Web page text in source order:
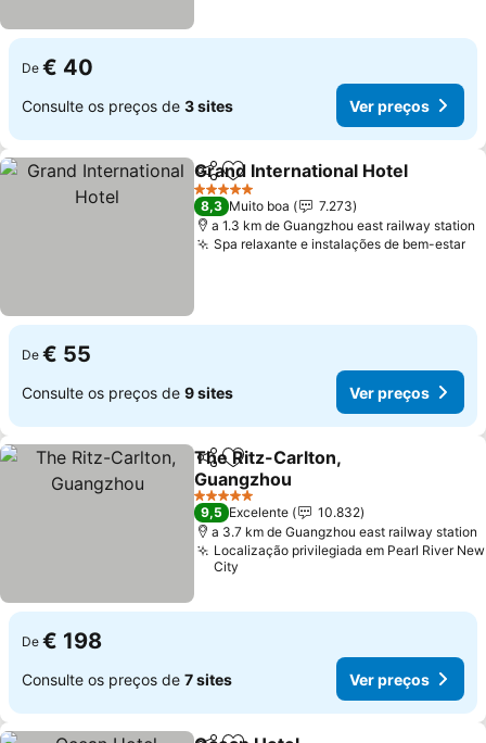
De € 40
Consulte os preços de 3 sites Ver preços
PartilharAdicionar aos favoritos
Grand International Hotel
5 Estrelas
8,3 Muito boa
7.273
a 1.3 km de Guangzhou east railway station
Spa relaxante e instalações de bem-estar
De € 55
Consulte os preços de 9 sites Ver preços
PartilharAdicionar aos favoritos
The Ritz-Carlton,
Guangzhou
Ver preços
5 Estrelas
9,5 Excelente
10.832
a 3.7 km de Guangzhou east railway station
Localização privilegiada em Pearl River New
City
De € 198
Consulte os preços de 7 sites Ver preços